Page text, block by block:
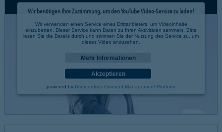
Wir benötigen Ihre Zustimmung, um den YouTube Video-Service zu laden!
Wir verwenden einen Service eines Drittanbieters, um Videoinhalte
einzubetten. Dieser Service kann Daten zu Ihren Aktivitäten sammeln. Bitte
lesen Sie die Details durch und stimmen Sie der Nutzung des Service zu, um
dieses Video anzusehen.
Mehr Informationen
Akzeptieren
powered by Usercentrics Consent Management Platform